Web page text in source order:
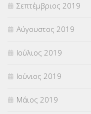
Σεπτέμβριος 2019
Αύγουστος 2019
Ιούλιος 2019
Ιούνιος 2019
Μάιος 2019